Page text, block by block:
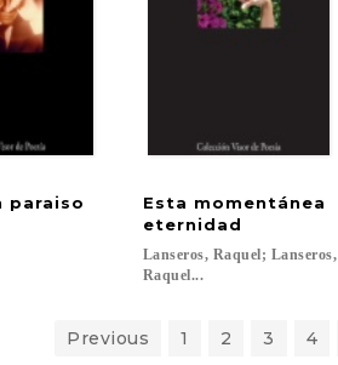
paraiso
Esta momentánea
eternidad
Lanseros, Raquel; Lanseros,
Raquel...
Previous 1 2 3 4